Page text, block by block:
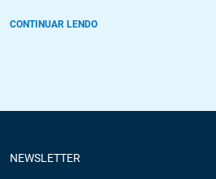
CONTINUAR LENDO
NEWSLETTER